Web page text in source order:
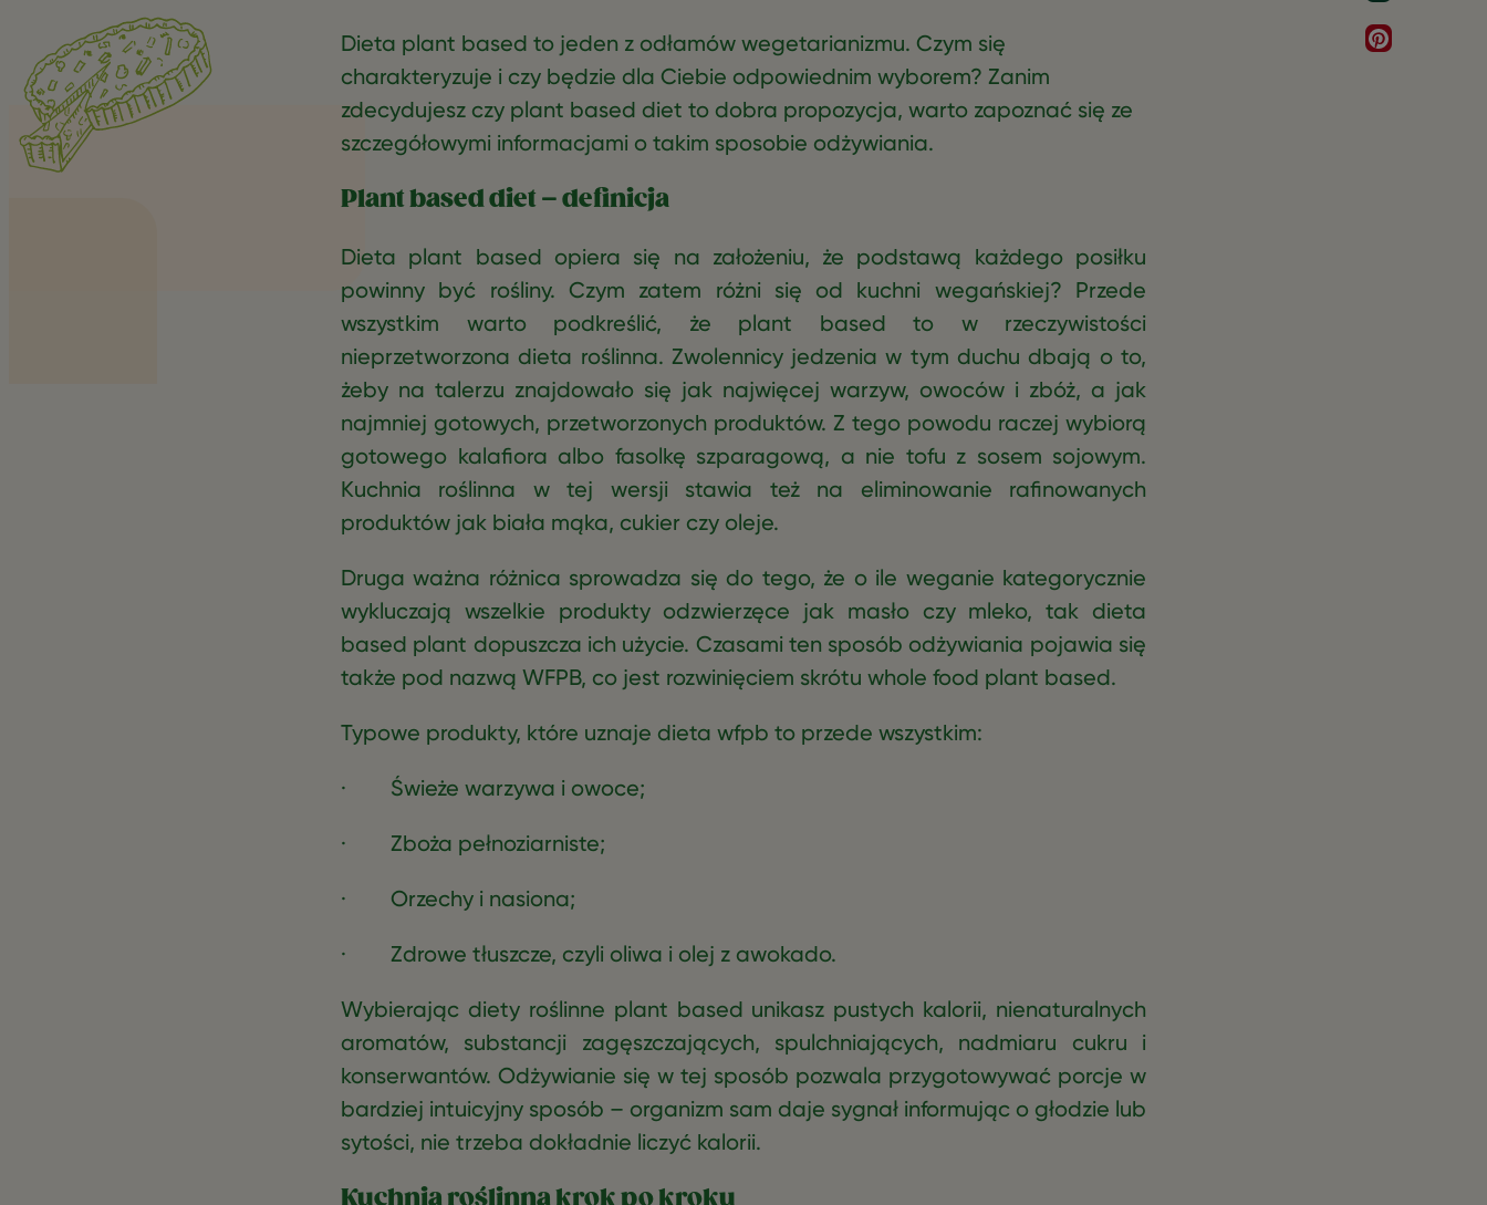
Dieta plant based to jeden z odłamów wegetarianizmu. Czym się
charakteryzuje i czy będzie dla Ciebie odpowiednim wyborem? Zanim
zdecydujesz czy plant based diet to dobra propozycja, warto zapoznać się ze
szczegółowymi informacjami o takim sposobie odżywiania.
Plant based diet – definicja
Dieta plant based opiera się na założeniu, że podstawą każdego posiłku
powinny być rośliny. Czym zatem różni się od kuchni wegańskiej? Przede
wszystkim warto podkreślić, że plant based to w rzeczywistości
nieprzetworzona dieta roślinna. Zwolennicy jedzenia w tym duchu dbają o to,
żeby na talerzu znajdowało się jak najwięcej warzyw, owoców i zbóż, a jak
najmniej gotowych, przetworzonych produktów. Z tego powodu raczej wybiorą
gotowego kalafiora albo fasolkę szparagową, a nie tofu z sosem sojowym.
Kuchnia roślinna w tej wersji stawia też na eliminowanie rafinowanych
produktów jak biała mąka, cukier czy oleje.
Druga ważna różnica sprowadza się do tego, że o ile weganie kategorycznie
wykluczają wszelkie produkty odzwierzęce jak masło czy mleko, tak dieta
based plant dopuszcza ich użycie. Czasami ten sposób odżywiania pojawia się
także pod nazwą WFPB, co jest rozwinięciem skrótu whole food plant based.
Typowe produkty, które uznaje dieta wfpb to przede wszystkim:
· Świeże warzywa i owoce;
· Zboża pełnoziarniste;
· Orzechy i nasiona;
· Zdrowe tłuszcze, czyli oliwa i olej z awokado.
Wybierając diety roślinne plant based unikasz pustych kalorii, nienaturalnych
aromatów, substancji zagęszczających, spulchniających, nadmiaru cukru i
konserwantów. Odżywianie się w tej sposób pozwala przygotowywać porcje w
bardziej intuicyjny sposób – organizm sam daje sygnał informując o głodzie lub
sytości, nie trzeba dokładnie liczyć kalorii.